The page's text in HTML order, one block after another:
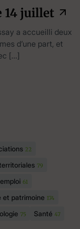
14 juillet
a accueilli deux
d’une part, et
[…]
22
79
61
et patrimoine 174
75 Santé 47